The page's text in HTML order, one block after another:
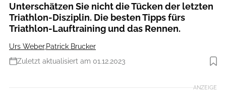
Unterschätzen Sie nicht die Tücken der letzten
Triathlon-Disziplin. Die besten Tipps fürs
Triathlon-Lauftraining und das Rennen.
Urs Weber,Patrick Brucker
Zuletzt aktualisiert am 01.12.2023
Foto: Ingo Kutsche
ANZEIGE